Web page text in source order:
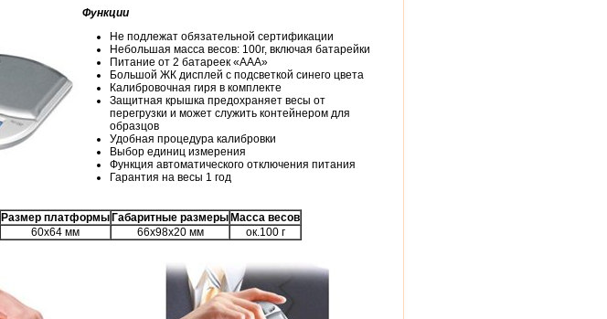
Функции
Не подлежат обязательной сертификации
Небольшая масса весов: 100г, включая батарейки
Питание от 2 батареек «ААА»
Большой ЖК дисплей с подсветкой синего цвета
Калибровочная гиря в комплекте
Защитная крышка предохраняет весы от
перегрузки и может служить контейнером для
образцов
Удобная процедура калибровки
Выбор единиц измерения
Функция автоматического отключения питания
Гарантия на весы 1 год
Размер платформыГабаритные размерыМасса весов
60х64 мм 66х98х20 мм ок.100 г